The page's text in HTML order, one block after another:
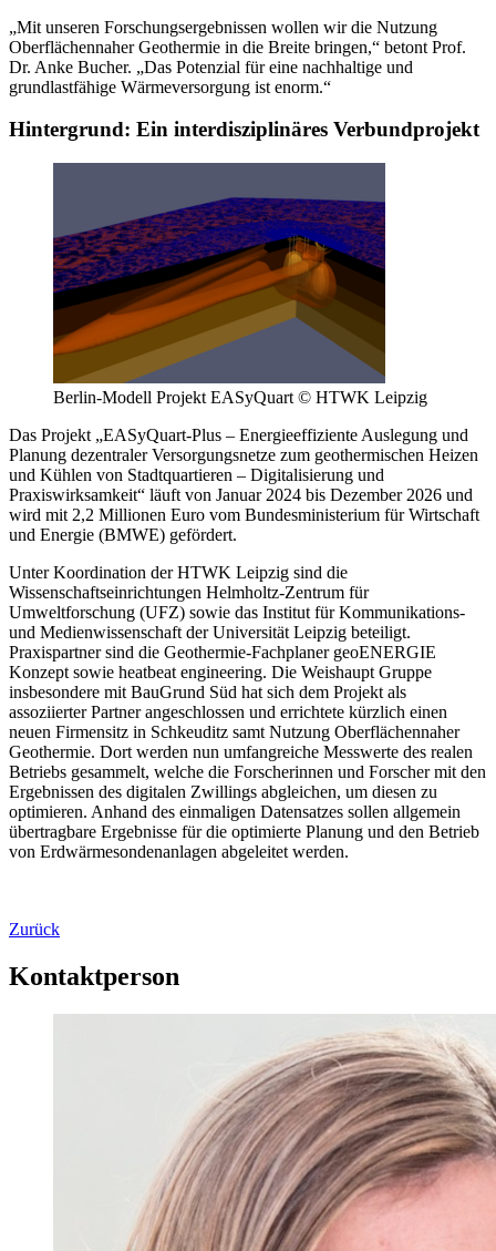
„Mit unseren Forschungsergebnissen wollen wir die Nutzung
Oberflächennaher Geothermie in die Breite bringen,“ betont Prof.
Dr. Anke Bucher. „Das Potenzial für eine nachhaltige und
grundlastfähige Wärmeversorgung ist enorm.“
Hintergrund: Ein interdisziplinäres Verbundprojekt
Berlin-Modell Projekt EASyQuart © HTWK Leipzig
Das Projekt „EASyQuart-Plus – Energieeffiziente Auslegung und
Planung dezentraler Versorgungsnetze zum geothermischen Heizen
und Kühlen von Stadtquartieren – Digitalisierung und
Praxiswirksamkeit“ läuft von Januar 2024 bis Dezember 2026 und
wird mit 2,2 Millionen Euro vom Bundesministerium für Wirtschaft
und Energie (BMWE) gefördert.
Unter Koordination der HTWK Leipzig sind die
Wissenschaftseinrichtungen Helmholtz-Zentrum für
Umweltforschung (UFZ) sowie das Institut für Kommunikations-
und Medienwissenschaft der Universität Leipzig beteiligt.
Praxispartner sind die Geothermie-Fachplaner geoENERGIE
Konzept sowie heatbeat engineering. Die Weishaupt Gruppe
insbesondere mit BauGrund Süd hat sich dem Projekt als
assoziierter Partner angeschlossen und errichtete kürzlich einen
neuen Firmensitz in Schkeuditz samt Nutzung Oberflächennaher
Geothermie. Dort werden nun umfangreiche Messwerte des realen
Betriebs gesammelt, welche die Forscherinnen und Forscher mit den
Ergebnissen des digitalen Zwillings abgleichen, um diesen zu
optimieren. Anhand des einmaligen Datensatzes sollen allgemein
übertragbare Ergebnisse für die optimierte Planung und den Betrieb
von Erdwärmesondenanlagen abgeleitet werden.
Zurück
Kontaktperson